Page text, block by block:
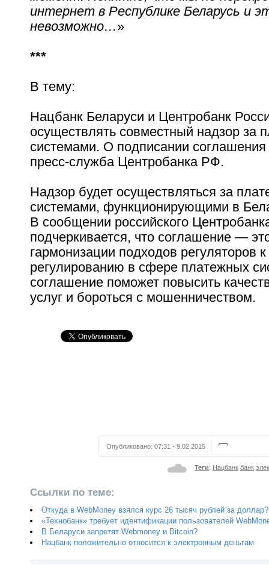
интернет в Республике Беларусь и
невозможно…»
***
В тему:
Нацбанк Беларуси и Центробанк
осуществлять совместный надзор за
системами. О подписании соглашения
пресс-служба Центробанка РФ.
Надзор будет осуществляться за
системами, функционирующими в
В сообщении российского
подчеркивается, что соглашение —
гармонизации подходов регуляторов
регулированию в сфере платежных
соглашение поможет повысить
услуг и бороться с мошенничеством.
Опубликовано: 07:31 - 9.02.2015
Теги: Нацбанк банк
Ссылки по теме:
Откуда в WebMoney взялся курс 26 тысяч рублей за доллар?
«Технобанк» требует идентификации пользователей
В Беларуси запретят Webmoney и Bitcoin?
Нацбанк положительно относится к электронным деньгам